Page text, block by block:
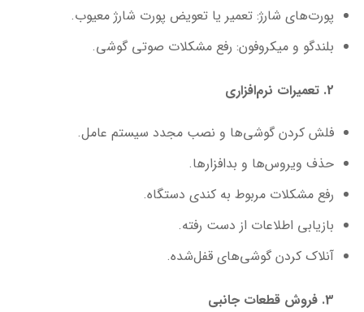
پورت‌های شارژ: تعمیر یا تعویض پورت شارژ معیوب.
بلندگو و میکروفون: رفع مشکلات صوتی گوشی.
2. تعمیرات نرم‌افزاری
فلش کردن گوشی‌ها و نصب مجدد سیستم عامل.
حذف ویروس‌ها و بدافزارها.
رفع مشکلات مربوط به کندی دستگاه.
بازیابی اطلاعات از دست رفته.
آنلاک کردن گوشی‌های قفل‌شده.
3. فروش قطعات جانبی